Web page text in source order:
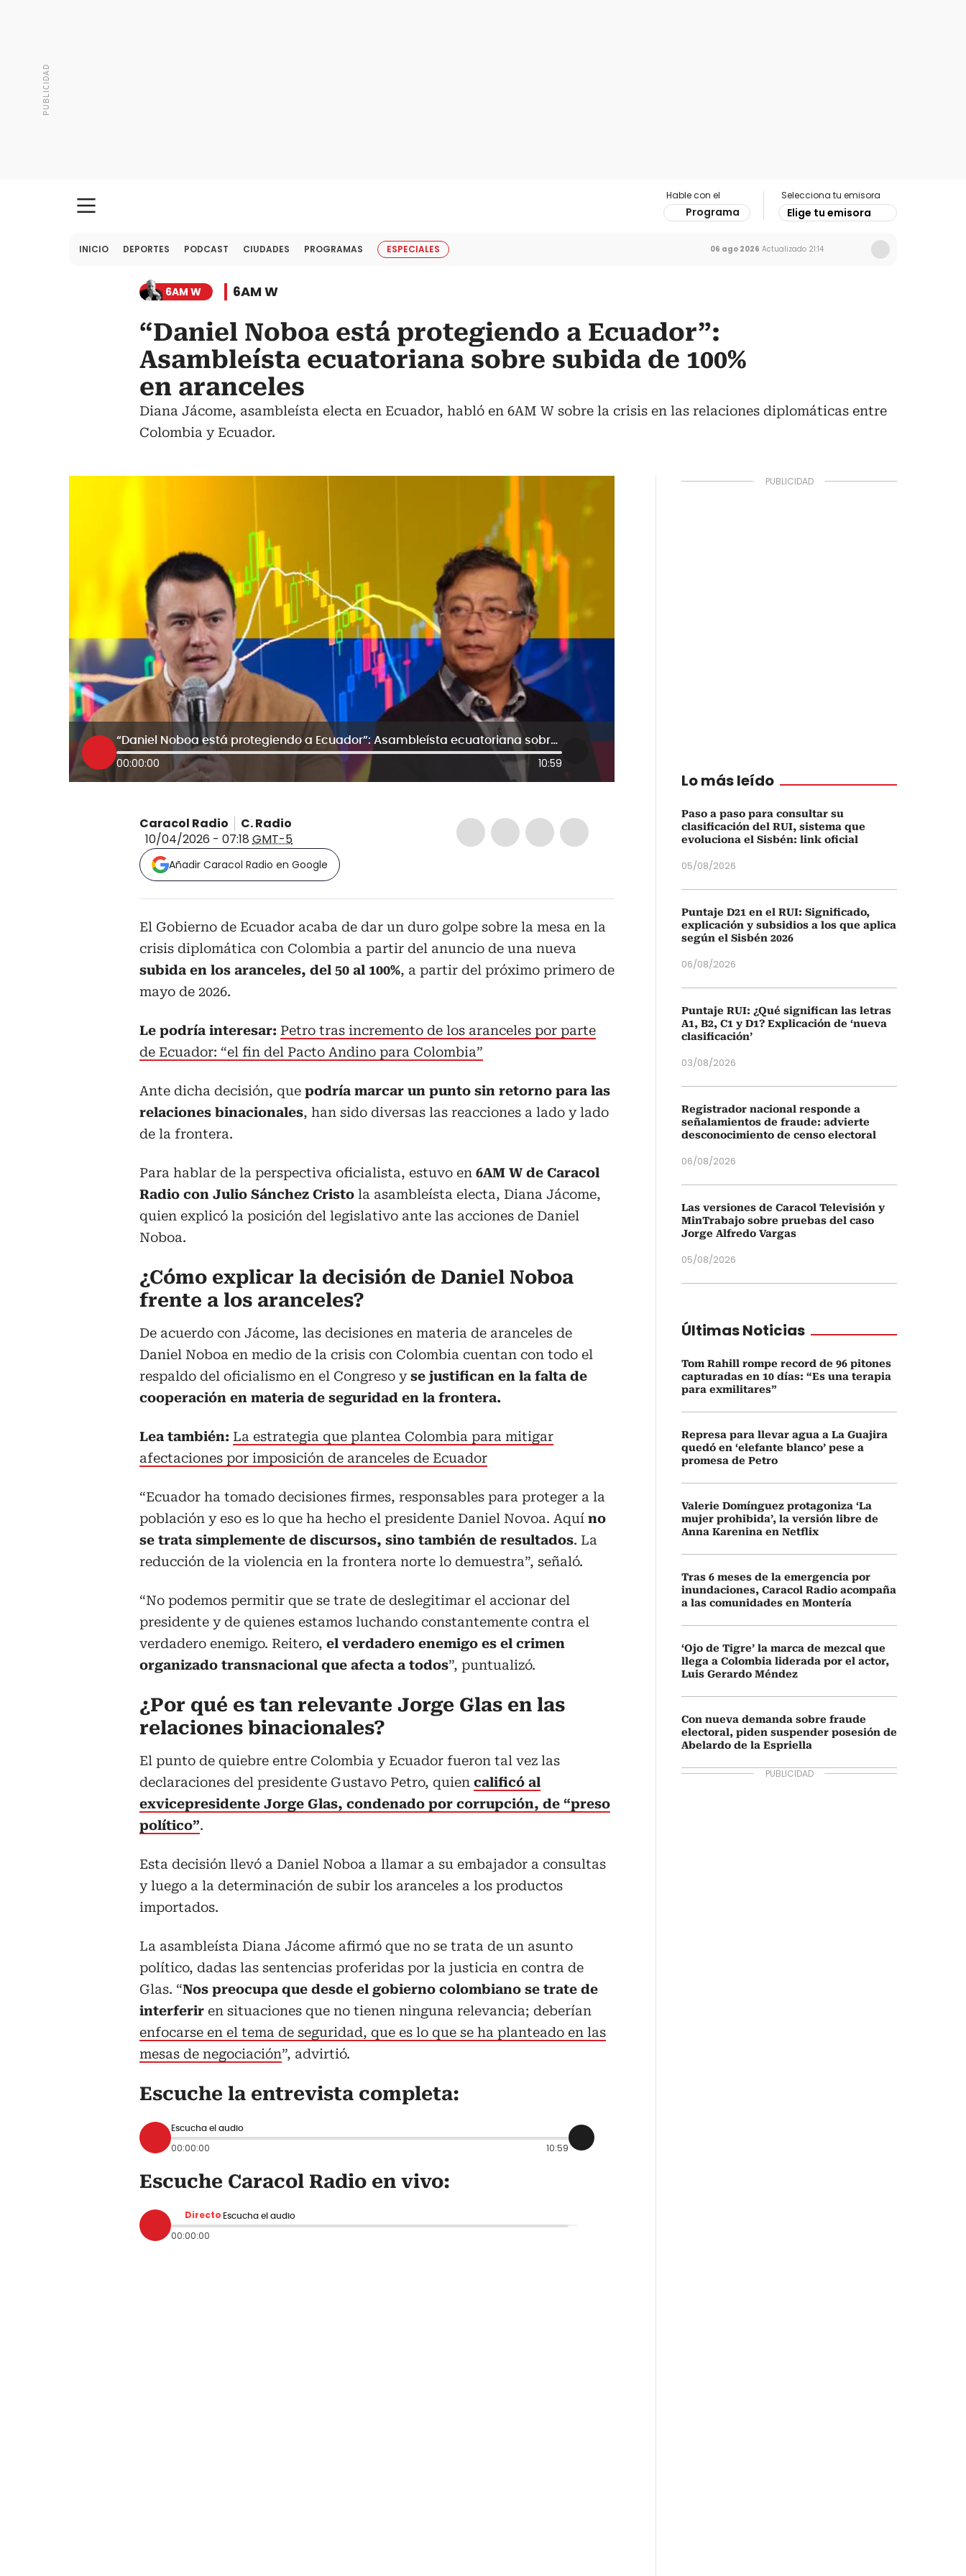
Hable con el
Programa
Selecciona tu emisora
Elige tu emisora
INICIO DEPORTES PODCAST CIUDADES PROGRAMAS ESPECIALES 06 ago 2026 Actualizado 21:14
6AM W 6AM W
“Daniel Noboa está protegiendo a Ecuador”:
Asambleísta ecuatoriana sobre subida de 100%
en aranceles
Diana Jácome, asambleísta electa en Ecuador, habló en 6AM W sobre la crisis en las relaciones diplomáticas entre
Colombia y Ecuador.
“Daniel Noboa está protegiendo a Ecuador”: Asambleísta ecuatoriana sobre subida de 100% en aranceles
00:00:00 10:59
Caracol Radio
C. Radio
10/04/2026 - 07:18 GMT-5
Añadir Caracol Radio en Google
El Gobierno de Ecuador acaba de dar un duro golpe sobre la mesa en la
crisis diplomática con Colombia a partir del anuncio de una nueva
subida en los aranceles, del 50 al 100%, a partir del próximo primero de
mayo de 2026.
Le podría interesar: Petro tras incremento de los aranceles por parte
de Ecuador: “el fin del Pacto Andino para Colombia”
Ante dicha decisión, que podría marcar un punto sin retorno para las
relaciones binacionales, han sido diversas las reacciones a lado y lado
de la frontera.
Para hablar de la perspectiva oficialista, estuvo en 6AM W de Caracol
Radio con Julio Sánchez Cristo la asambleísta electa, Diana Jácome,
quien explicó la posición del legislativo ante las acciones de Daniel
Noboa.
¿Cómo explicar la decisión de Daniel Noboa
frente a los aranceles?
De acuerdo con Jácome, las decisiones en materia de aranceles de
Daniel Noboa en medio de la crisis con Colombia cuentan con todo el
respaldo del oficialismo en el Congreso yse justifican en la falta de
cooperación en materia de seguridad en la frontera.
Lea también: La estrategia que plantea Colombia para mitigar
afectaciones por imposición de aranceles de Ecuador
“Ecuador ha tomado decisiones firmes, responsables para proteger a la
población y eso es lo que ha hecho el presidente Daniel Novoa. Aquí no
se trata simplemente de discursos, sino también de resultados. La
reducción de la violencia en la frontera norte lo demuestra”, señaló.
“No podemos permitir que se trate de deslegitimar el accionar del
presidente y de quienes estamos luchando constantemente contra el
verdadero enemigo. Reitero, el verdadero enemigo es el crimen
organizado transnacional que afecta a todos”, puntualizó.
¿Por qué es tan relevante Jorge Glas en las
relaciones binacionales?
El punto de quiebre entre Colombia y Ecuador fueron tal vez las
declaraciones del presidente Gustavo Petro, quien calificó al
exvicepresidente Jorge Glas, condenado por corrupción, de “preso
político”.
Esta decisión llevó a Daniel Noboa a llamar a su embajador a consultas
y luego a la determinación de subir los aranceles a los productos
importados.
La asambleísta Diana Jácome afirmó que no se trata de un asunto
político, dadas las sentencias proferidas por la justicia en contra de
Glas. “Nos preocupa que desde el gobierno colombiano se trate de
interferir en situaciones que no tienen ninguna relevancia; deberían
enfocarse en el tema de seguridad, que es lo que se ha planteado en las
mesas de negociación”, advirtió.
Escuche la entrevista completa:
Escucha el audio
00:00:00 10:59
Escuche Caracol Radio en vivo:
Directo Escucha el audio
00:00:00
Lo más leído
Paso a paso para consultar su
clasificación del RUI, sistema que
evoluciona el Sisbén: link oficial
05/08/2026
Puntaje D21 en el RUI: Significado,
explicación y subsidios a los que aplica
según el Sisbén 2026
06/08/2026
Puntaje RUI: ¿Qué significan las letras
A1, B2, C1 y D1? Explicación de ‘nueva
clasificación’
03/08/2026
Registrador nacional responde a
señalamientos de fraude: advierte
desconocimiento de censo electoral
06/08/2026
Las versiones de Caracol Televisión y
MinTrabajo sobre pruebas del caso
Jorge Alfredo Vargas
05/08/2026
Últimas Noticias
Tom Rahill rompe record de 96 pitones
capturadas en 10 días: “Es una terapia
para exmilitares”
Represa para llevar agua a La Guajira
quedó en ‘elefante blanco’ pese a
promesa de Petro
Valerie Domínguez protagoniza ‘La
mujer prohibida’, la versión libre de
Anna Karenina en Netflix
Tras 6 meses de la emergencia por
inundaciones, Caracol Radio acompaña
a las comunidades en Montería
‘Ojo de Tigre’ la marca de mezcal que
llega a Colombia liderada por el actor,
Luis Gerardo Méndez
Con nueva demanda sobre fraude
electoral, piden suspender posesión de
Abelardo de la Espriella